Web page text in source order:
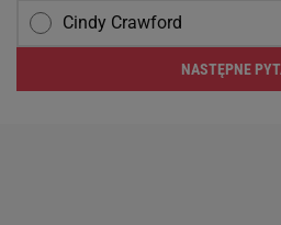
Cindy Crawford
NASTĘPNE